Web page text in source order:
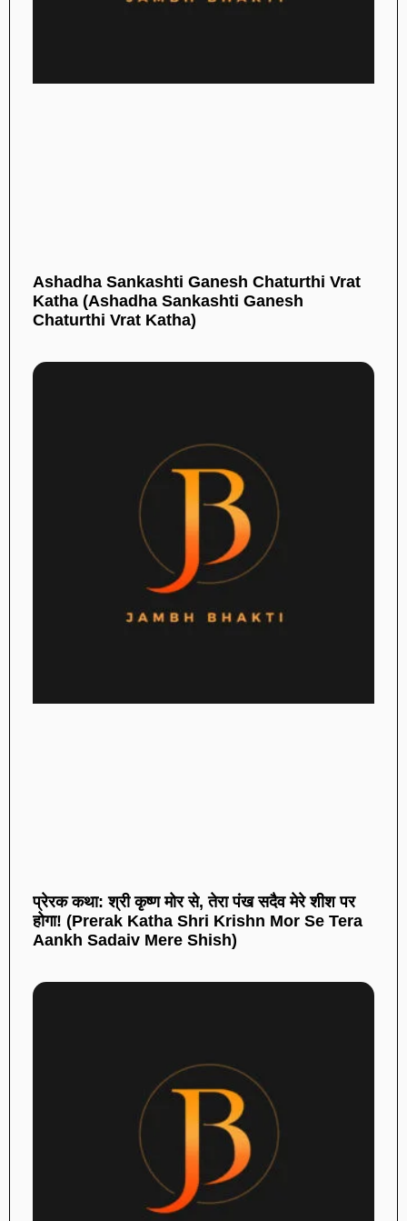
Ashadha Sankashti Ganesh Chaturthi Vrat
Katha (Ashadha Sankashti Ganesh
Chaturthi Vrat Katha)
प्रेरक कथा: श्री कृष्ण मोर से, तेरा पंख सदैव मेरे शीश पर
होगा! (Prerak Katha Shri Krishn Mor Se Tera
Aankh Sadaiv Mere Shish)